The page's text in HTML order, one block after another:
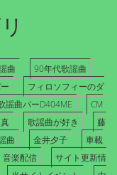
曲
90年代歌謡曲
フィロソフィーのダ
謡曲バーD404ME
CM
歌謡曲が好き
藤
曲 金井夕子
車載
音楽配信
サイト更新情